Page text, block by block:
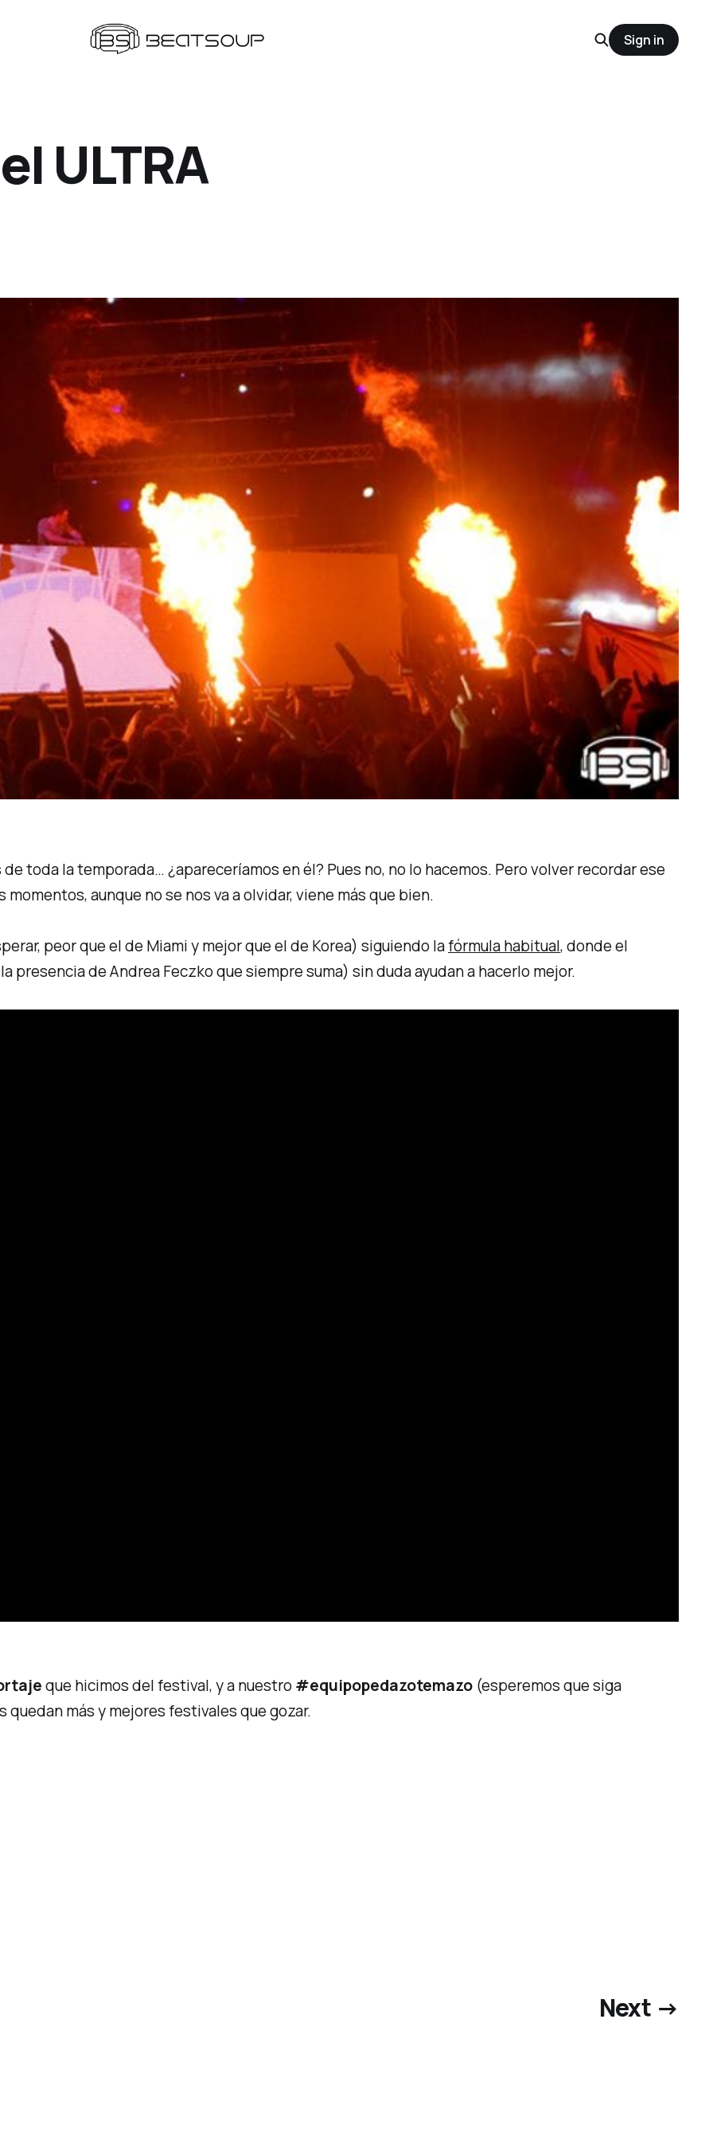
Sign in
ULTRA
toda la temporada… ¿apareceríamos en él? Pues no, no lo hacemos. Pero volver recordar ese
aunque no se nos va a olvidar, viene más que bien.
peor que el de Miami y mejor que el de Korea) siguiendo lafórmula habitual, donde el
presencia de Andrea Feczko que siempre suma) sin duda ayudan a hacerlo mejor.
que hicimos del festival, y a nuestro#equipopedazotemazo (esperemos que siga
más y mejores festivales que gozar.
Next →